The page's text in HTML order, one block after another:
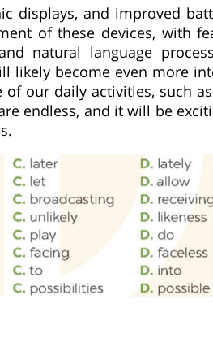
displays, and improved
of these devices, with
natural language
likely become even more
our daily activities, such
endless, and it will be